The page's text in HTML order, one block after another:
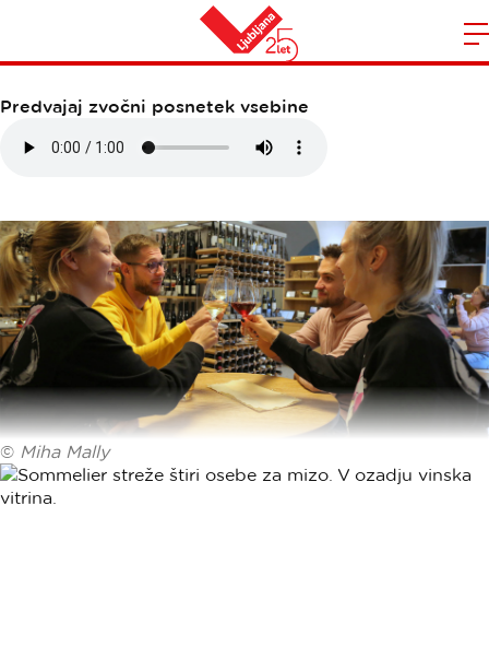
Domov
GRAJSKA VINOTEKA
Predvajaj zvočni posnetek vsebine
© Miha Mally